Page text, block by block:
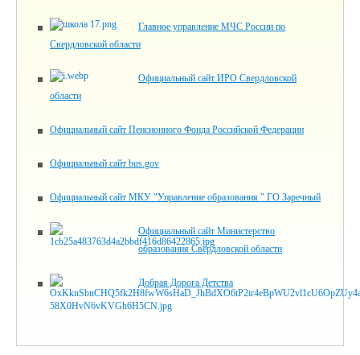
Главное управление МЧС России по
Свердловской области
Официальный сайт ИРО Свердловской
области
Официальный сайт Пенсионного Фонда Российской Федерации
Официальный сайт bus.gov
Официальный сайт МКУ "Управление образования " ГО Заречный
Официальный сайт Министерство
образования Свердловской области
Добрая Дорога Детства